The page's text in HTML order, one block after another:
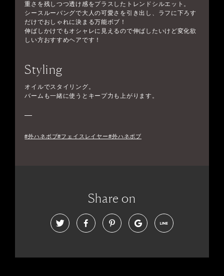
重さを残しつつ透け感をプラスしたトレンドシルエット。
シースルーバングで大人の可愛さを引き出し、ラフに下ろす
だけでおしゃれに決まる万能ボブ！
伸ばしかけでもオシャレに見えるので伸ばしたいけど変化欲
しい方おすすめヘアです！
Styling
オイルでスタイリング。
バームも一緒に使うとキープ力も上がります。
#外ハネボブ#フェイスレイヤー#外ハネボブ
Share on